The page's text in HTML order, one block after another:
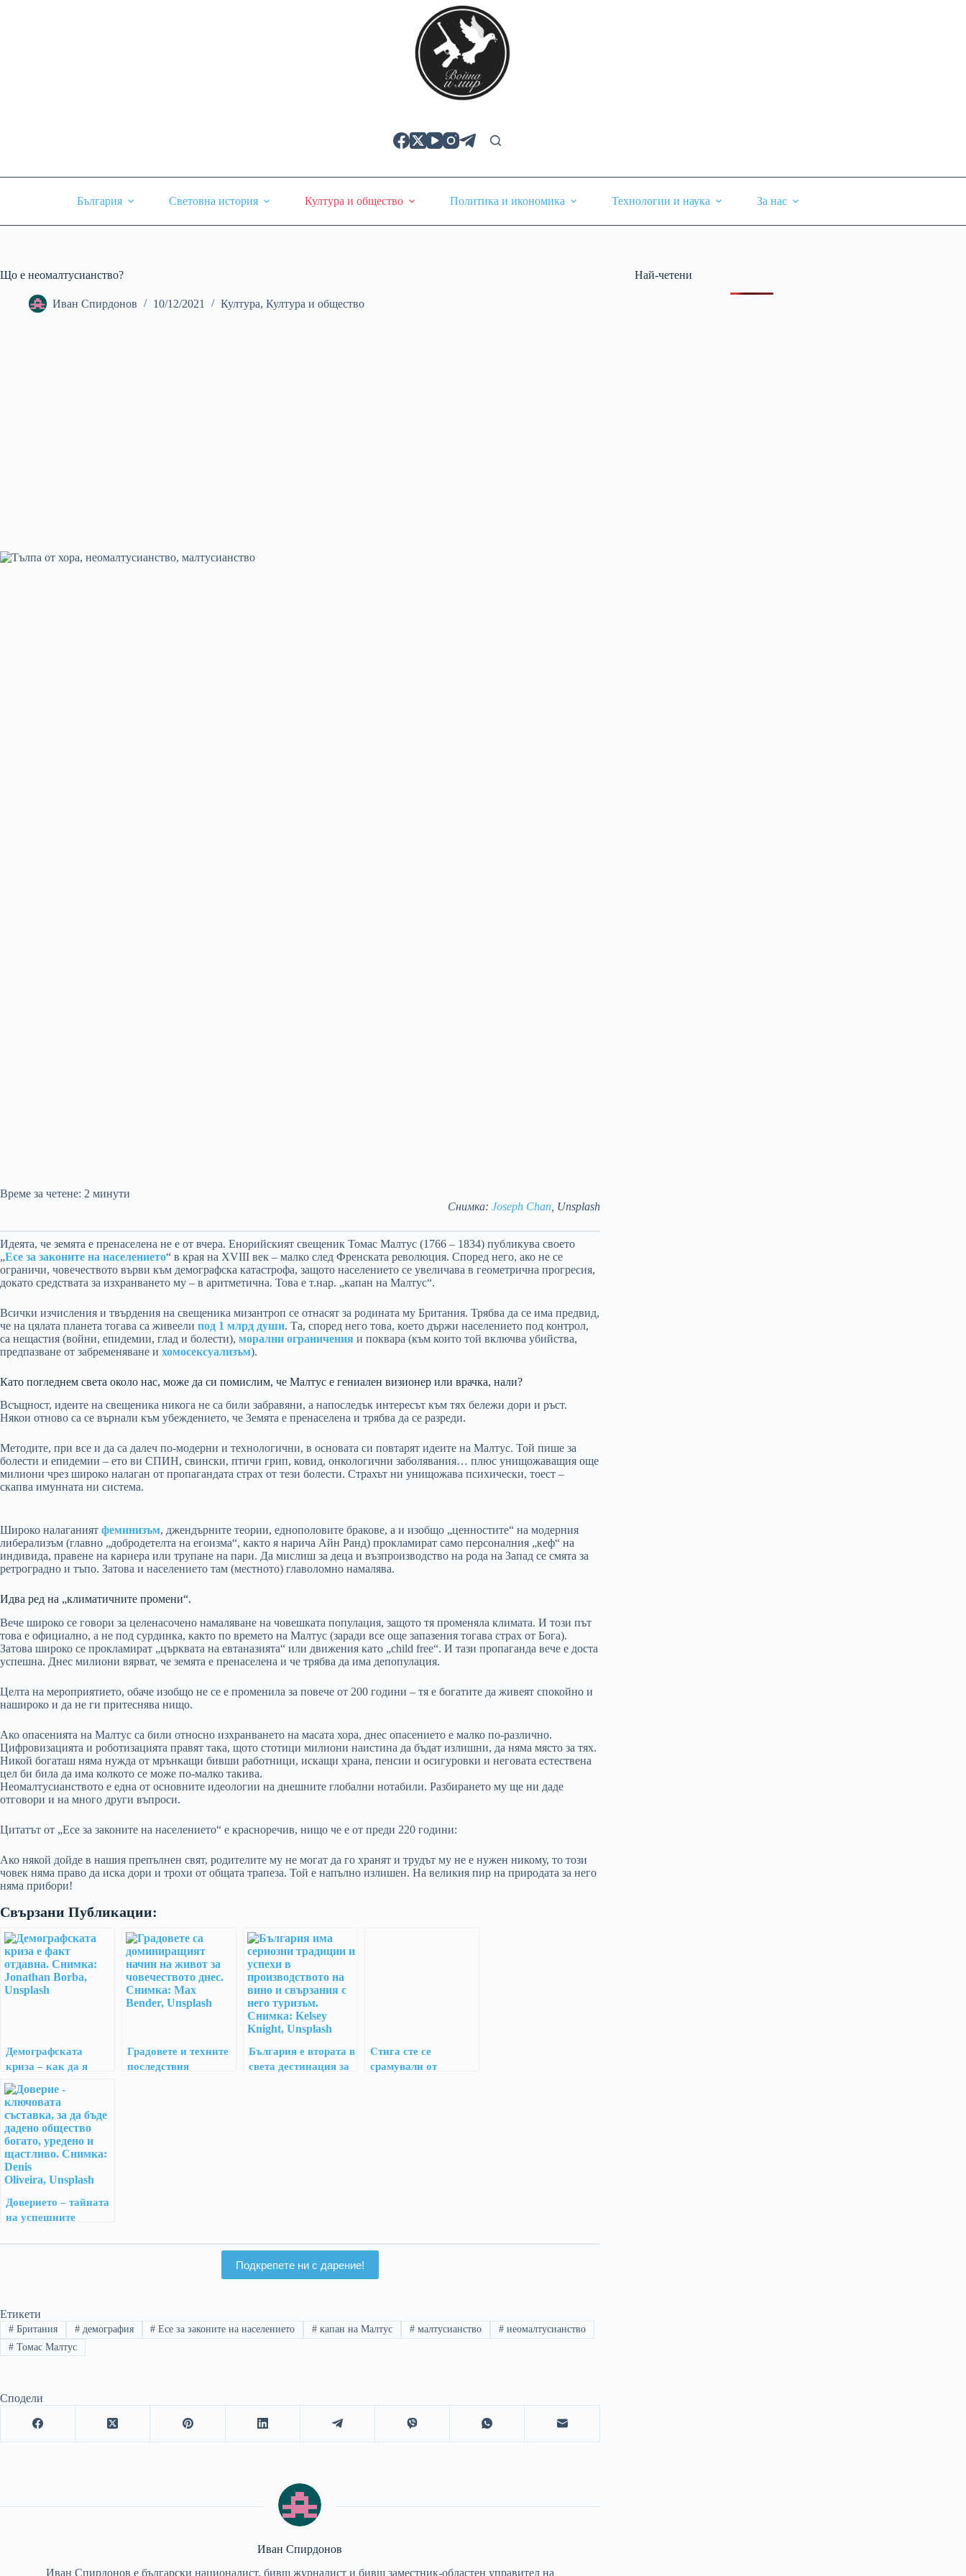
България Световна история Култура и общество Политика и икономика Технологии и наука За нас
Що е неомалтусианство?
Иван Спирдонов 10/12/2021 Култура, Култура и общество
Време за четене: 2 минути
Снимка: Joseph Chan, Unsplash
Идеята, че земята е пренаселена не е от вчера. Енорийският свещеник Томас Малтус (1766 – 1834) публикува своето
„Есе за законите на населението“ в края на XVIII век – малко след Френската революция. Според него, ако не се
ограничи, човечеството върви към демографска катастрофа, защото населението се увеличава в геометрична прогресия,
докато средствата за изхранването му – в аритметична. Това е т.нар. „капан на Малтус“.
Всички изчисления и твърдения на свещеника мизантроп се отнасят за родината му Британия. Трябва да се има предвид,
че на цялата планета тогава са живеели под 1 млрд души. Та, според него това, което държи населението под контрол,
са нещастия (войни, епидемии, глад и болести), морални ограничения и поквара (към които той включва убийства,
предпазване от забременяване и хомосексуализъм).
Като погледнем света около нас, може да си помислим, че Малтус е гениален визионер или врачка, нали?
Всъщност, идеите на свещеника никога не са били забравяни, а напоследък интересът към тях бележи дори и ръст.
Някои отново са се върнали към убеждението, че Земята е пренаселена и трябва да се разреди.
Методите, при все и да са далеч по-модерни и технологични, в основата си повтарят идеите на Малтус. Той пише за
болести и епидемии – ето ви СПИН, свински, птичи грип, ковид, онкологични заболявания… плюс унищожаващия още
милиони чрез широко налаган от пропагандата страх от тези болести. Страхът ни унищожава психически, тоест –
скапва имунната ни система.
Широко налаганият феминизъм, джендърните теории, еднополовите бракове, а и изобщо „ценностите“ на модерния
либерализъм (главно „добродетелта на егоизма“, както я нарича Айн Ранд) прокламират само персоналния „кеф“ на
индивида, правене на кариера или трупане на пари. Да мислиш за деца и възпроизводство на рода на Запад се смята за
ретроградно и тъпо. Затова и населението там (местното) главоломно намалява.
Идва ред на „климатичните промени“.
Вече широко се говори за целенасочено намаляване на човешката популация, защото тя променяла климата. И този път
това е официално, а не под сурдинка, както по времето на Малтус (заради все още запазения тогава страх от Бога).
Затова широко се прокламират „църквата на евтаназията“ или движения като „child free“. И тази пропаганда вече е доста
успешна. Днес милиони вярват, че земята е пренаселена и че трябва да има депопулация.
Целта на мероприятието, обаче изобщо не се е променила за повече от 200 години – тя е богатите да живеят спокойно и
нашироко и да не ги притеснява нищо.
Ако опасенията на Малтус са били относно изхранването на масата хора, днес опасението е малко по-различно.
Цифровизацията и роботизацията правят така, щото стотици милиони наистина да бъдат излишни, да няма място за тях.
Никой богаташ няма нужда от мрънкащи бивши работници, искащи храна, пенсии и осигуровки и неговата естествена
цел би била да има колкото се може по-малко такива.
Неомалтусианството е една от основните идеологии на днешните глобални нотабили. Разбирането му ще ни даде
отговори и на много други въпроси.
Цитатът от „Есе за законите на населението“ е красноречив, нищо че е от преди 220 години:
Ако някой дойде в нашия препълнен свят, родителите му не могат да го хранят и трудът му не е нужен никому, то този
човек няма право да иска дори и трохи от общата трапеза. Той е напълно излишен. На великия пир на природата за него
няма прибори!
Свързани Публикации:
Демографската
криза – как да я
разрешим?
Градовете и техните
последствия
България е втората в
света дестинация за
Стига сте се
срамували от
Доверието – тайната
на успешните
Подкрепете ни с дарение!
Етикети
#Британия #демография # Есе за законите на населението # капан на Малтус # малтусианство #неомалтусианство
#Томас Малтус
Сподели
Иван Спирдонов
Иван Спирдонов е български националист, бивш журналист и бивш заместник-областен управител на
Най-четени